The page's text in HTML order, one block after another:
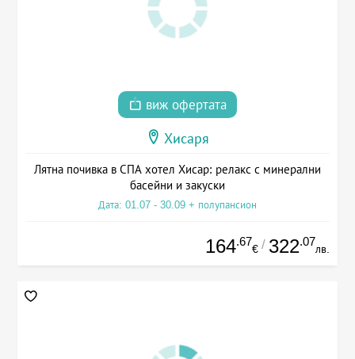
виж офертата
Хисаря
Лятна почивка в СПА хотел Хисар: релакс с минерални
басейни и закуски
Дата: 01.07 - 30.09 + полупансион
164.67
€ / 322.07
лв.